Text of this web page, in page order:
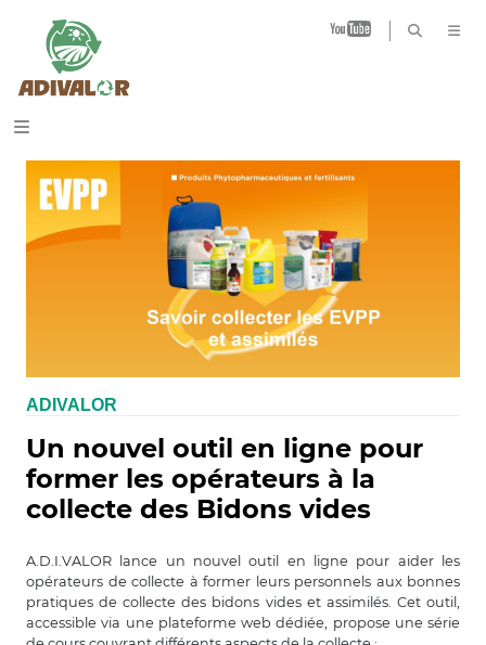
B
ADIVALOR
Un nouvel outil en ligne pour
former les opérateurs à la
collecte des Bidons vides
A.D.I.VALOR lance un nouvel outil en ligne pour aider les
opérateurs de collecte à former leurs personnels aux bonnes
pratiques de collecte des bidons vides et assimilés. Cet outil,
accessible via une plateforme web dédiée, propose une série